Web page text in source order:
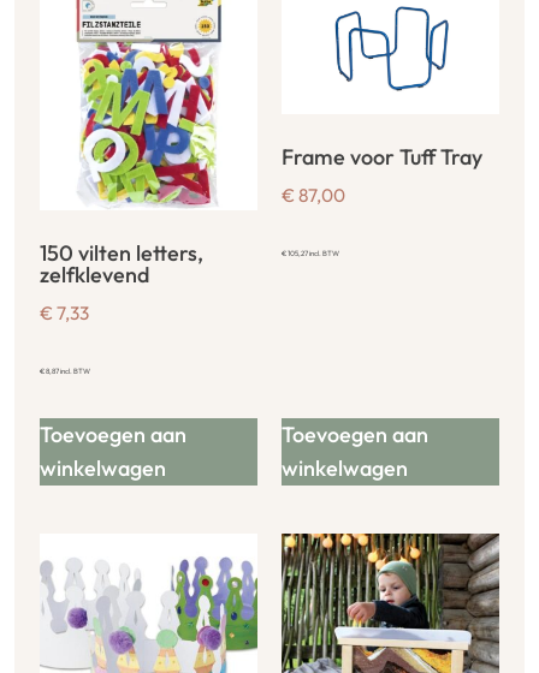
150 vilten letters,
zelfklevend
€ 7,33
€8,87incl. BTW
Toevoegen aan
winkelwagen
Frame voor Tuff Tray
€ 87,00
€105,27incl. BTW
Toevoegen aan
winkelwagen